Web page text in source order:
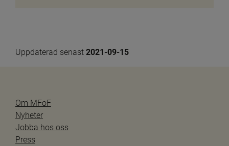
Uppdaterad senast 2021-09-15
Om MFoF
Nyheter
Jobba hos oss
Press